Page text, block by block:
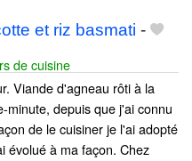
et riz basmati -
de cuisine
Viande d'agneau rôti à la
minute, depuis que j'ai connu
de le cuisiner je l'ai adopté
évolué à ma façon. Chez